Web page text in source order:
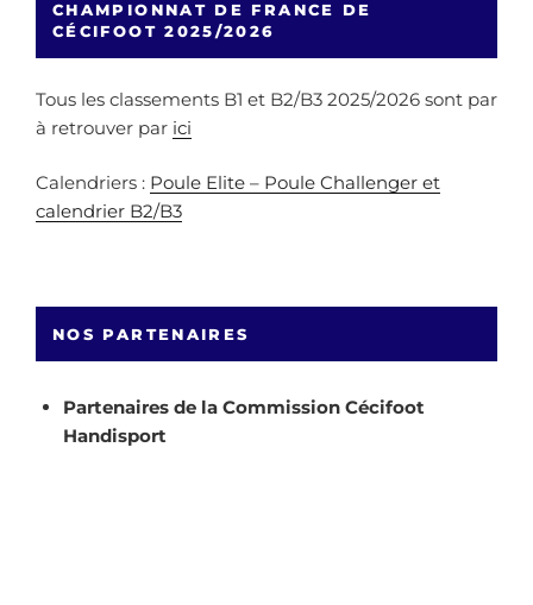
CHAMPIONNAT DE FRANCE DE
CÉCIFOOT 2025/2026
Tous les classements B1 et B2/B3 2025/2026 sont par
à retrouver par ici
Calendriers : Poule Elite – Poule Challenger et
calendrier B2/B3
NOS PARTENAIRES
Partenaires de la Commission Cécifoot
Handisport